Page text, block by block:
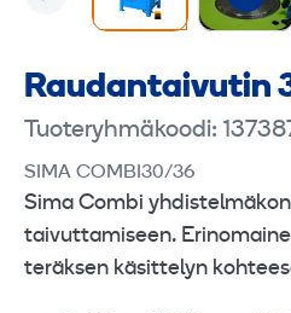
Raudantaivutin
Tuoteryhmäkoodi:
SIMA COMBI30/36
Sima Combi
taivuttamiseen.
teräksen käsittelyn